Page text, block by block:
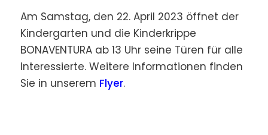
Am Samstag, den 22. April 2023 öffnet der
Kindergarten und die Kinderkrippe
BONAVENTURA ab 13 Uhr seine Türen für alle
Interessierte. Weitere Informationen finden
Sie in unserem Flyer.